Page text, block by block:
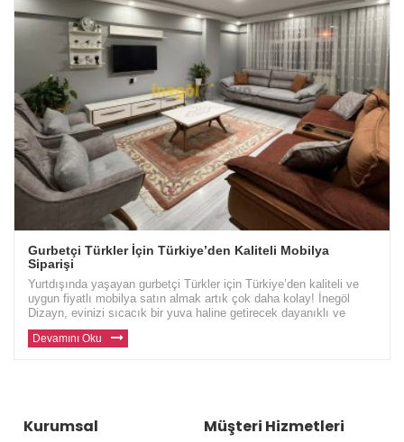
Gurbetçi Türkler İçin Türkiye’den Kaliteli Mobilya
Siparişi
Yurtdışında yaşayan gurbetçi Türkler için Türkiye’den kaliteli ve
uygun fiyatlı mobilya satın almak artık çok daha kolay! İnegöl
Dizayn, evinizi sıcacık bir yuva haline getirecek dayanıklı ve
modern mobilyalar sunuyor. Avrupa ve diğer ülkelerde yaşayan gu
Devamını Oku
Kurumsal Müşteri Hizmetleri